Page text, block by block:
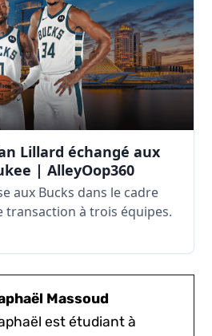
Lillard échangé aux
| AlleyOop360
aux Bucks dans le cadre
transaction à trois équipes.
Massoud
est étudiant à